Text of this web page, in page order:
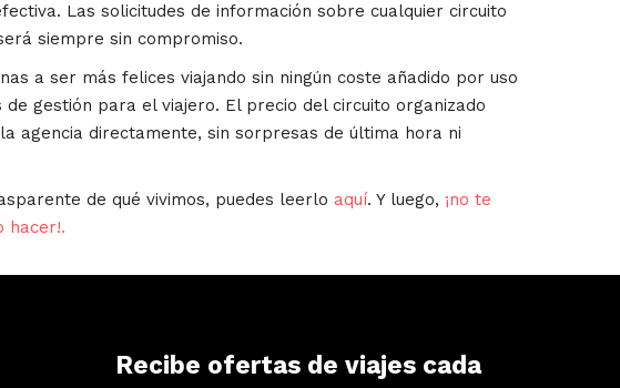
Las solicitudes de información sobre cualquier circuito
siempre sin compromiso.
a ser más felices viajando sin ningún coste añadido por uso
gestión para el viajero. El precio del circuito organizado
agencia directamente, sin sorpresas de última hora ni
de qué vivimos, puedes leerlo aquí. Y luego, ¡no te
hacer!.
Recibe ofertas de viajes cada